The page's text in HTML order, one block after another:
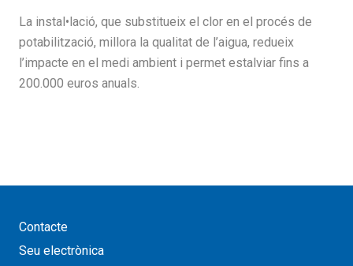
La instal•lació, que substitueix el clor en el procés de
potabilització, millora la qualitat de l’aigua, redueix
l’impacte en el medi ambient i permet estalviar fins a
200.000 euros anuals.
Contacte
Seu electrònica